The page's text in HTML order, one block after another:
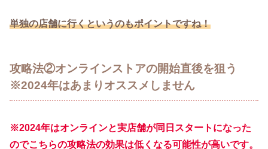
単独の店舗に行くというのもポイントですね！
攻略法②オンラインストアの開始直後を狙う
※2024年はあまりオススメしません
※2024年はオンラインと実店舗が同日スタートになった
のでこちらの攻略法の効果は低くなる可能性が高いです。